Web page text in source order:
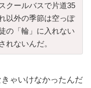
クールバスで片道35
以外の季節は空っぽ
の「輪」に入れない
れないんだ。
ゃいけなかったんだ